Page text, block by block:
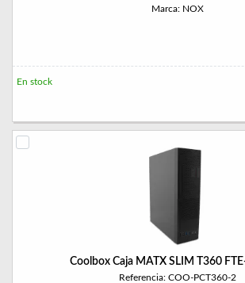
Marca: NOX
En stock
Coolbox Caja MATX SLIM T360
Referencia: COO-PCT360-2